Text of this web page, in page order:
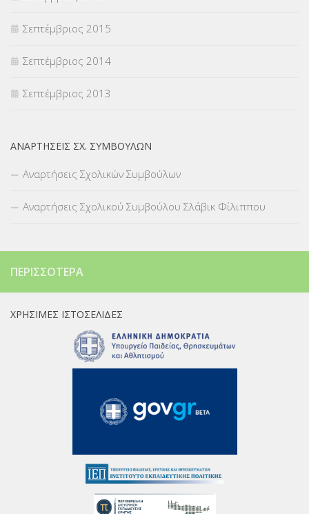
Σεπτέμβριος 2015
Σεπτέμβριος 2014
Σεπτέμβριος 2013
ΑΝΑΡΤΉΣΕΙΣ ΣΧ. ΣΥΜΒΟΎΛΩΝ
Αναρτήσεις Σχολικών Συμβούλων
Αναρτήσεις Σχολικού Συμβούλου Σλάβικ Φίλιππου
ΠΕΡΙΣΣΌΤΕΡΑ
ΧΡΉΣΙΜΕΣ ΙΣΤΟΣΕΛΊΔΕΣ